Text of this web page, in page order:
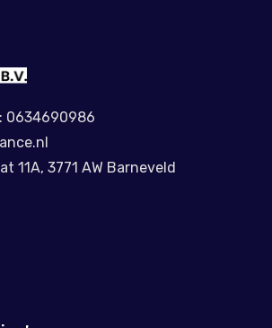
0634690986
11A, 3771 AW Barneveld